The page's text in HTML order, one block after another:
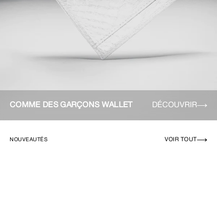
COMME DES GARÇONS WALLET DÉCOUVRIR
NOUVEAUTÉS VOIR TOUT